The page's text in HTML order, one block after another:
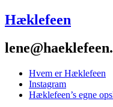
Hæklefeen
Hvem er Hæklefeen
Instagram
Hæklefeen’s egne